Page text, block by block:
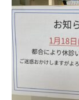
ブログ